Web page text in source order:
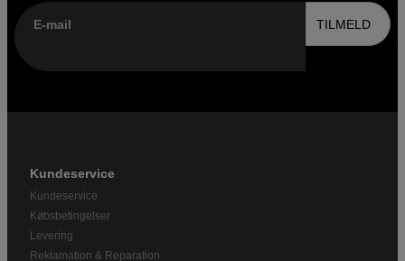
E-mail TILMELD
Kundeservice
Kundeservice
Købsbetingelser
Levering
Reklamation & Reparation